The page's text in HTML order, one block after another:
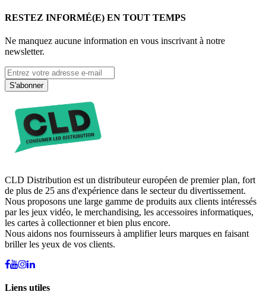
RESTEZ INFORMÉ(E) EN TOUT TEMPS
Ne manquez aucune information en vous inscrivant à notre
newsletter.
S'abonner
CLD Distribution est un distributeur européen de premier plan, fort
de plus de 25 ans d'expérience dans le secteur du divertissement.
Nous proposons une large gamme de produits aux clients intéressés
par les jeux vidéo, le merchandising, les accessoires informatiques,
les cartes à collectionner et bien plus encore.
Nous aidons nos fournisseurs à amplifier leurs marques en faisant
briller les yeux de vos clients.
Liens utiles